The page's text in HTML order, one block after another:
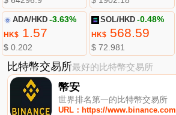
ADA/HKD -3.63%
HK$1.57
$ 0.202
SOL/HKD -0.48%
HK$ 568.59
$ 72.981
比特幣交易所最好的比特幣交易所
幣安
世界排名第一的比特幣交易所
URL：https://www.binance.com